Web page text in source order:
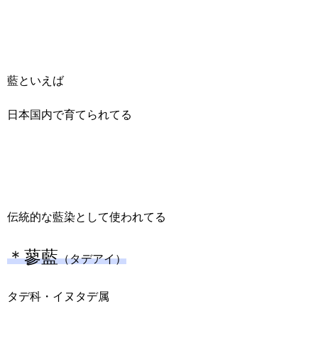
藍といえば
日本国内で育てられてる
伝統的な藍染として使われてる
＊蓼藍（タデアイ）
タデ科・イヌタデ属